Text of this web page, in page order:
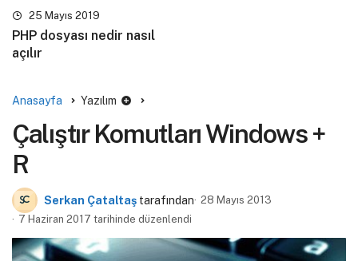
25 Mayıs 2019
PHP dosyası nedir nasıl
açılır
Anasayfa Yazılım
Çalıştır Komutları Windows +
R
Serkan Çataltaş tarafından 28 Mayıs 2013
7 Haziran 2017 tarihinde düzenlendi